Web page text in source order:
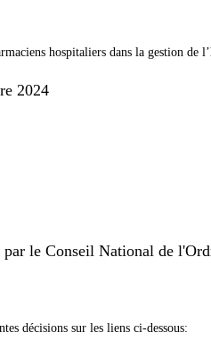
hospitaliers dans la gestion
2024
le Conseil National de
décisions sur les liens ci-dessous: